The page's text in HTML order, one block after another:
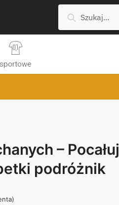
Search
sportowe
– Pocałuj
podróżnik